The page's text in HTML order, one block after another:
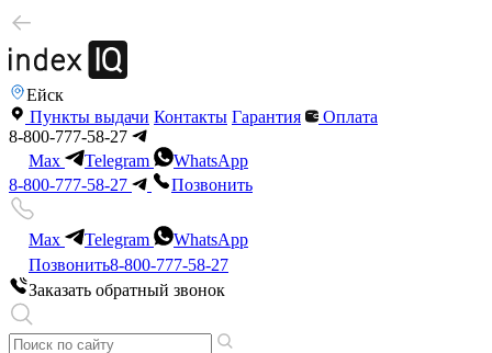
Ейск
Пункты выдачи Контакты Гарантия
Оплата
8-800-777-58-27
Max
Telegram
WhatsApp
8-800-777-58-27
Позвонить
Max Telegram
WhatsApp
Позвонить8-800-777-58-27
Заказать обратный звонок